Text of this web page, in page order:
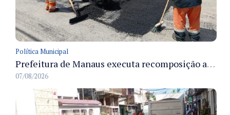
Política Municipal
Prefeitura de Manaus executa recomposição asfáltica na rua Anhandui e retoma serviços no bairro Flores
07/08/2026